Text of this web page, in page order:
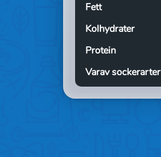
Fett
Kolhydrater
Protein
Varav sockerarter